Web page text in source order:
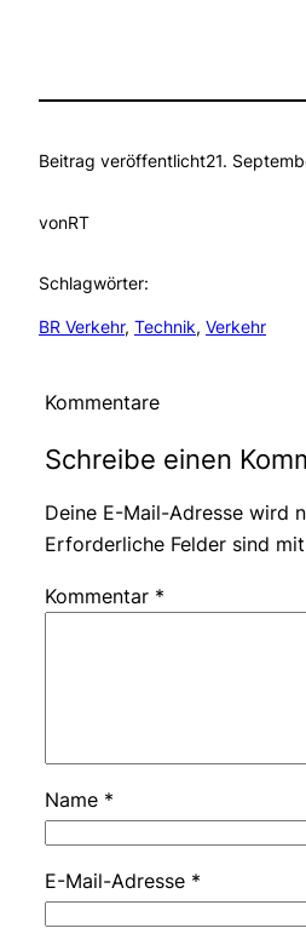
Beitrag veröffentlicht21.
vonRT
Schlagwörter:
BR Verkehr, Technik, Verkehr
Kommentare
Schreibe einen
Deine E-Mail-Adresse wird
Erforderliche Felder sind mit
Kommentar *
Name *
E-Mail-Adresse *